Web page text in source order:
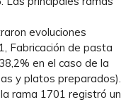
evoluciones
Fabricación de pasta
en el caso de la
y platos preparados).
rama 1701 registró un